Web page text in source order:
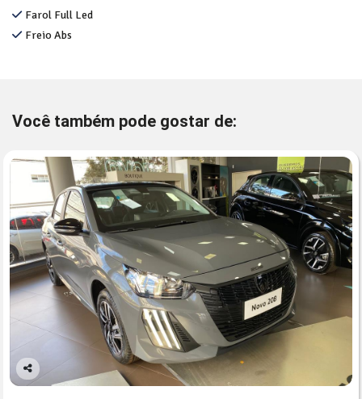
Farol Full Led
Freio Abs
Você também pode gostar de:
Co